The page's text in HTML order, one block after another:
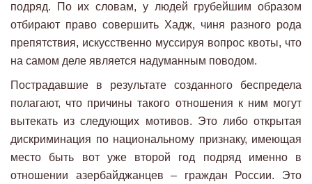
подряд. По их словам, у людей грубейшим образом
отбирают право совершить Хадж, чиня разного рода
препятствия, искусственно муссируя вопрос квоты, что
на самом деле является надуманным поводом.
Пострадавшие в результате созданного беспредела
полагают, что причины такого отношения к ним могут
вытекать из следующих мотивов. Это либо открытая
дискриминация по национальному признаку, имеющая
место быть вот уже второй год подряд именно в
отношении азербайджанцев – граждан России. Это